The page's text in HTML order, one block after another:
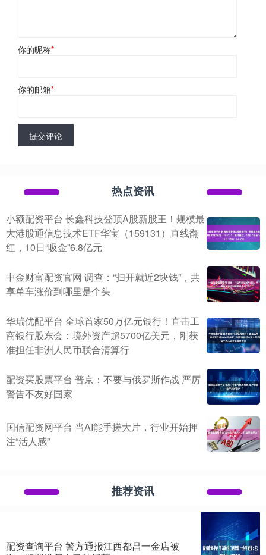
你的昵称*
你的邮箱*
提交评论
热点资讯
小额配资平台 长鑫科技登顶A股新股王！规模最
大港股通信息技术ETF华宝（159131）直线翻
红，10日“吸金”6.8亿元
中金财富配资官网 调查：“扫开就近2块钱”，共
享单车涨价到哪里是个头
华瑞优配平台 全球首家50万亿元银行！直击工
商银行股东会：境外资产超5700亿美元，刚获
准担任非洲人民币联合清算行
配资买股票平台 普京：不要与俄罗斯作战 严厉
警告不友好国家
国信配资网平台 当AI能手搓大片，行业开始押
注“活人感”
推荐资讯
配资查询平台 警方通报江西都昌一金店被